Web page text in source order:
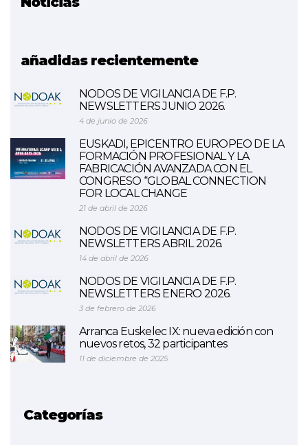
añadidas recientemente
NODOS DE VIGILANCIA DE F.P.
NEWSLETTERS JUNIO 2026.
4 de junio de 2026
EUSKADI, EPICENTRO EUROPEO DE LA
FORMACIÓN PROFESIONAL Y LA
FABRICACIÓN AVANZADA CON EL
CONGRESO “GLOBAL CONNECTION
FOR LOCAL CHANGE
21 de abril de 2026
NODOS DE VIGILANCIA DE F.P.
NEWSLETTERS ABRIL 2026.
14 de abril de 2026
NODOS DE VIGILANCIA DE F.P.
NEWSLETTERS ENERO 2026.
3 de febrero de 2026
Arranca Euskelec IX: nueva edición con
nuevos retos, 32 participantes
11 de diciembre de 2025
Categorías